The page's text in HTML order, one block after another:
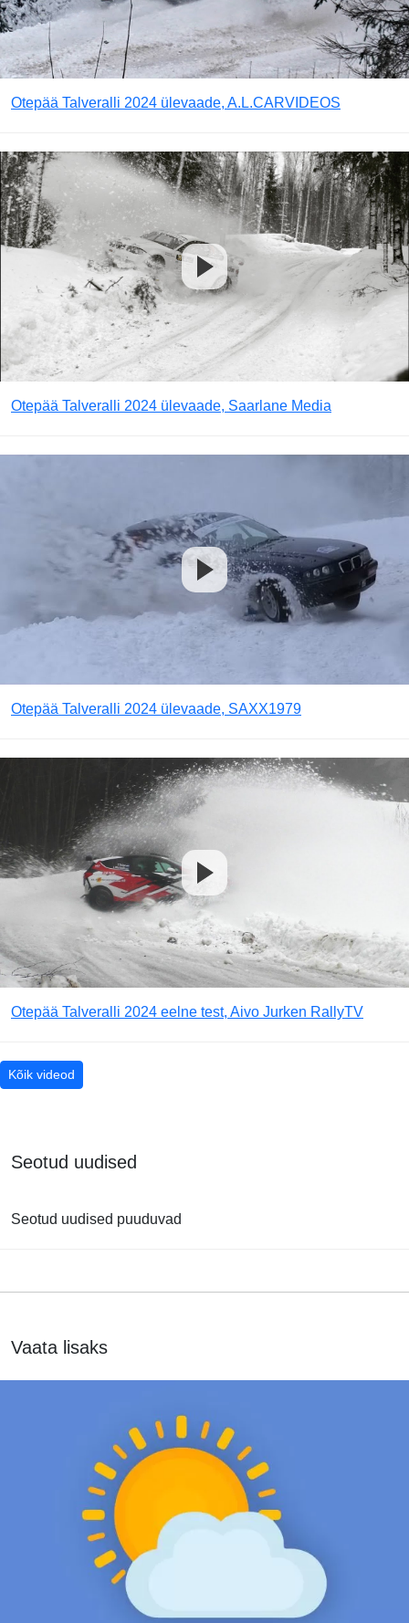
Otepää Talveralli 2024 ülevaade, A.L.CARVIDEOS
Otepää Talveralli 2024 ülevaade, Saarlane Media
Otepää Talveralli 2024 ülevaade, SAXX1979
Otepää Talveralli 2024 eelne test, Aivo Jurken RallyTV
Kõik videod
Seotud uudised
Seotud uudised puuduvad
Vaata lisaks